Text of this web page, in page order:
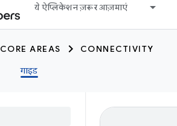
ये ऐप्लिकेशन ज़रूर आज़माएं
CORE AREAS
CONNECTIVITY
गाइड